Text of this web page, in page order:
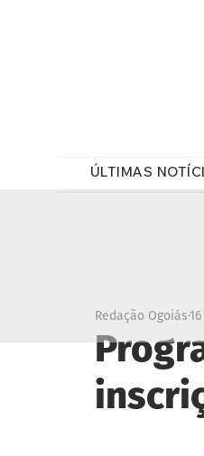
ÚLTIMAS
Redação Ogoiás